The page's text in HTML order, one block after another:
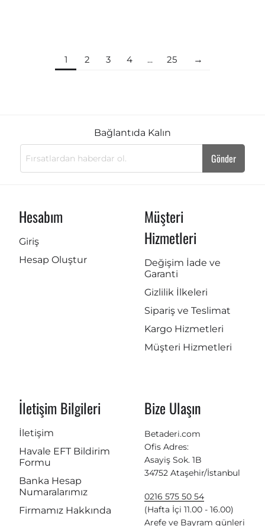
1 2 3 4 ... 25
Bağlantıda Kalın
Gönder
Hesabım
Giriş
Hesap Oluştur
Müşteri
Hizmetleri
Değişim İade ve
Garanti
Gizlilik İlkeleri
Sipariş ve Teslimat
Kargo Hizmetleri
Müşteri Hizmetleri
İletişim Bilgileri
İletişim
Havale EFT Bildirim
Formu
Banka Hesap
Numaralarımız
Firmamız Hakkında
Bize Ulaşın
Betaderi.com
Ofis Adres:
Asayiş Sok. 1B
34752 Ataşehir/İstanbul
0216 575 50 54
(Hafta İçi 11.00 - 16.00)
Arefe ve Bayram günleri